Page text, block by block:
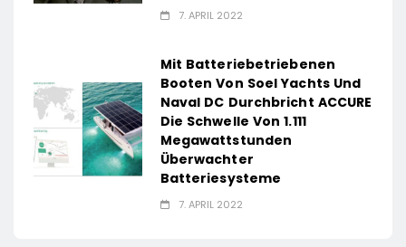
7. APRIL 2022
Mit Batteriebetriebenen
Booten Von Soel Yachts Und
Naval DC Durchbricht ACCURE
Die Schwelle Von 1.111
Megawattstunden
Überwachter
Batteriesysteme
7. APRIL 2022